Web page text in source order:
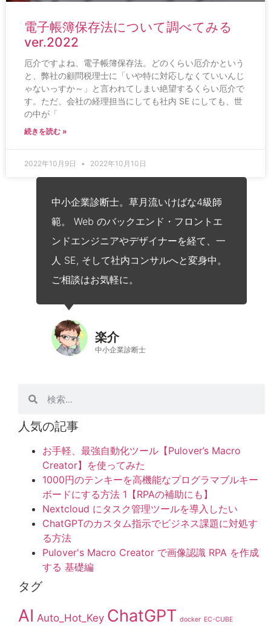
電子帳簿保存法について調べてみる
ver.2022
厄介ですよね、電子帳簿保存法。どのくらい厄介かという
と、弊社の顧問税理士に「いや特に対応しなくていいんじ
ゃないっすか～」と言われてしまい絶望するくらい厄介で
す。ただ、会社の経理担当にしても社内 SE にしても、世
の中が「
続きを読む »
2022年10月9日 2022年10月10日
中小企業診断士。草月流いけばな4級師
範。 Web のバックエンド・フロントエ
ンドエンジニアやデザイナーを経て、一
人 SE, そして社内コンサルへと変身中。
ご相談はお気軽に。
楽介
中小企業診断士
人気の記事
お手軽、最強自動化ツール【Pulover’s Macro
Creator】を使ってみた
1000円のテンキーを高機能なプログラマブルキー
ボードにする方法 1【RPAの補助にも】
Nextcloud にタスク管理ツールを導入したい
ChatGPTのカスタム指示でビジネス課題に対処す
る方法
Pulover's Macro Creator で画像認識 RPA を作成
する 基礎編
タグ
AI Auto_Hot_Key ChatGPT docker EC-CUBE